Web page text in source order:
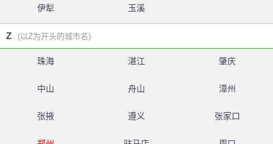
伊犁 玉溪
Z (以Z为开头的城市名)
珠海 湛江 肇庆
中山 舟山 漳州
张掖 遵义 张家口